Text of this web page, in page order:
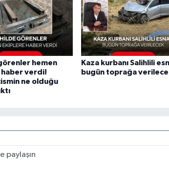
hemen
verdi!
ne olduğu
Kaza kurbanı Salihlili
bugün toprağa